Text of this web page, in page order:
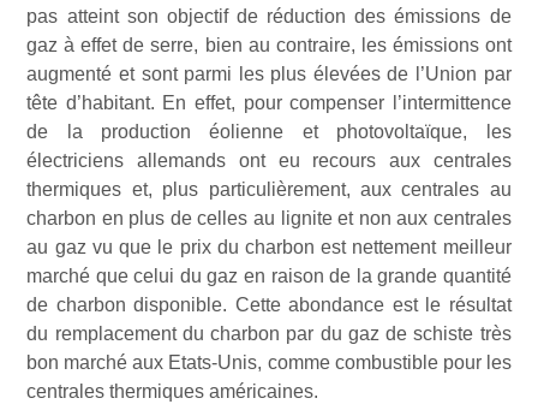
pas atteint son objectif de réduction des émissions de
gaz à effet de serre, bien au contraire, les émissions ont
augmenté et sont parmi les plus élevées de l’Union par
tête d’habitant. En effet, pour compenser l’intermittence
de la production éolienne et photovoltaïque, les
électriciens allemands ont eu recours aux centrales
thermiques et, plus particulièrement, aux centrales au
charbon en plus de celles au lignite et non aux centrales
au gaz vu que le prix du charbon est nettement meilleur
marché que celui du gaz en raison de la grande quantité
de charbon disponible. Cette abondance est le résultat
du remplacement du charbon par du gaz de schiste très
bon marché aux Etats-Unis, comme combustible pour les
centrales thermiques américaines.